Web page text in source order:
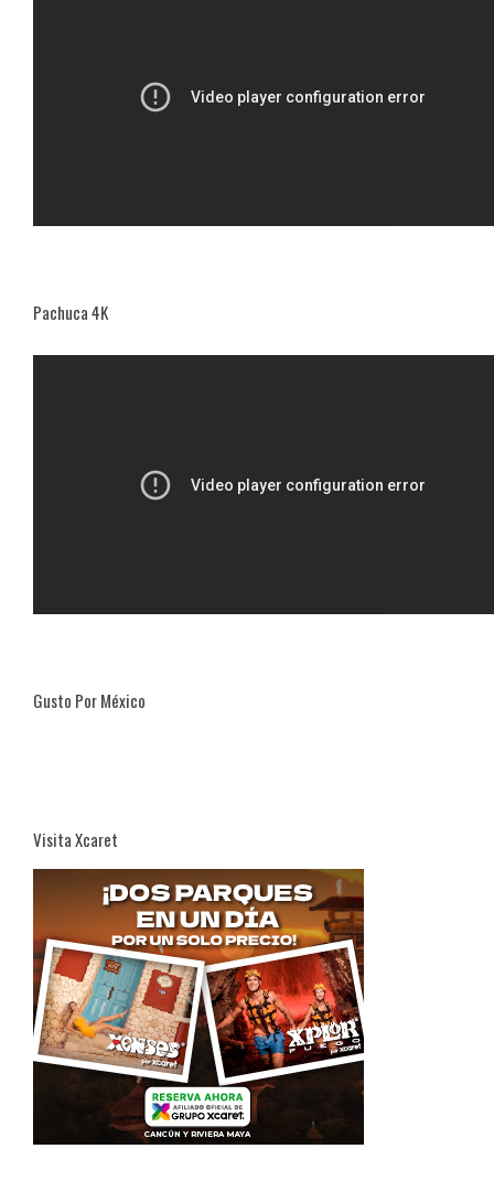
Pachuca 4K
Gusto Por México
Visita Xcaret